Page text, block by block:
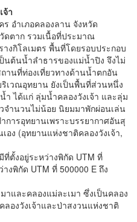
า
ำเภอคลองลาน จังหวัด
ดตาก รวมเนื้อที่ประมาณ
งกิโลเมตร พื้นที่โดยรอบประกอบ
ต้นน้ำลำธารของแม่น้ำปิง จึงไม่
านที่ท่องเที่ยวทางด้านน้ำตกอัน
เวณอุทยาน ยังเป็นพื้นที่ส่วนหนึ่ง
ได้แก่ ลุ่มน้ำคลองวังเจ้า และลุ่ม
จำนวนไม่น้อย นิยมมาพักผ่อนเล่น
ารอุทยานเพราะบรรยากาศอันสุ
ง (อุทยานแห่งชาติคลองวังเจ้า,
งอยู่ระหว่างพิกัด UTM ที่
งพิกัด UTM ที่ 500000 E ถึง
ะคลองแม่ละเมา ซึ่งเป็นคลอง
องวังเจ้าและป่าสงวนแห่งชาติ